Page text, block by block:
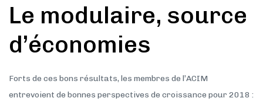
Le modulaire, source
d’économies
Forts de ces bons résultats, les membres de l’ACIM
entrevoient de bonnes perspectives de croissance pour 2018 :